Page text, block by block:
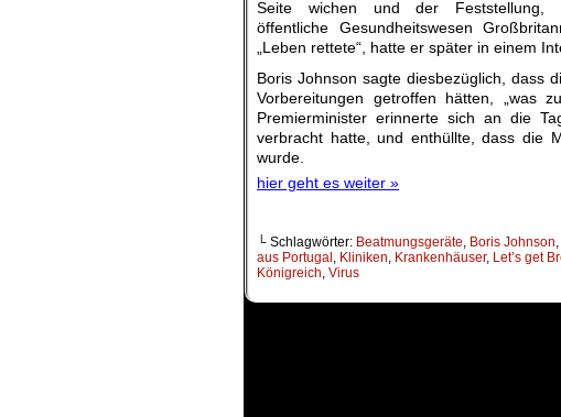
Seite wichen und der Feststellung,
öffentliche Gesundheitswesen
„Leben rettete“, hatte er später in einem
Boris Johnson sagte diesbezüglich, dass
Vorbereitungen getroffen hätten, „was
Premierminister erinnerte sich an die
verbracht hatte, und enthüllte, dass die
wurde.
hier geht es weiter »
└ Schlagwörter: Beatmungsgeräte, Boris Johnson,
aus Portugal , Kliniken, Krankenhäuser, Let’s get
Königreich, Virus